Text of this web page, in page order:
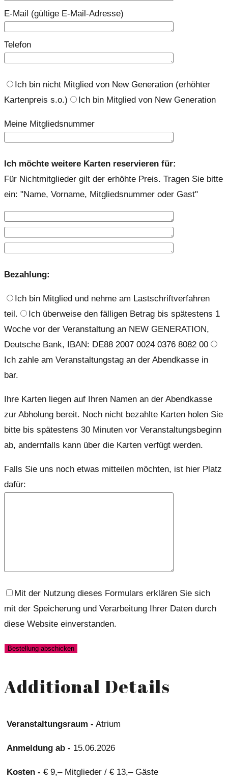
E-Mail (gültige E-Mail-Adresse)
Telefon
Ich bin nicht Mitglied von New Generation (erhöhter
Kartenpreis s.o.)
Ich bin Mitglied von New Generation
Meine Mitgliedsnummer
Ich möchte weitere Karten reservieren für:
Für Nichtmitglieder gilt der erhöhte Preis. Tragen Sie bitte
ein: "Name, Vorname, Mitgliedsnummer oder Gast"
Bezahlung:
Ich bin Mitglied und nehme am Lastschriftverfahren
teil.
Ich überweise den fälligen Betrag bis spätestens 1
Woche vor der Veranstaltung an NEW GENERATION,
Deutsche Bank, IBAN: DE88 2007 0024 0376 8082 00
Ich zahle am Veranstaltungstag an der Abendkasse in
bar.
Ihre Karten liegen auf Ihren Namen an der Abendkasse
zur Abholung bereit. Noch nicht bezahlte Karten holen Sie
bitte bis spätestens 30 Minuten vor Veranstaltungsbeginn
ab, andernfalls kann über die Karten verfügt werden.
Falls Sie uns noch etwas mitteilen möchten, ist hier Platz
dafür:
Mit der Nutzung dieses Formulars erklären Sie sich
mit der Speicherung und Verarbeitung Ihrer Daten durch
diese Website einverstanden.
Additional Details
Veranstaltungsraum - Atrium
Anmeldung ab - 15.06.2026
Kosten - € 9,– Mitglieder / € 13,– Gäste